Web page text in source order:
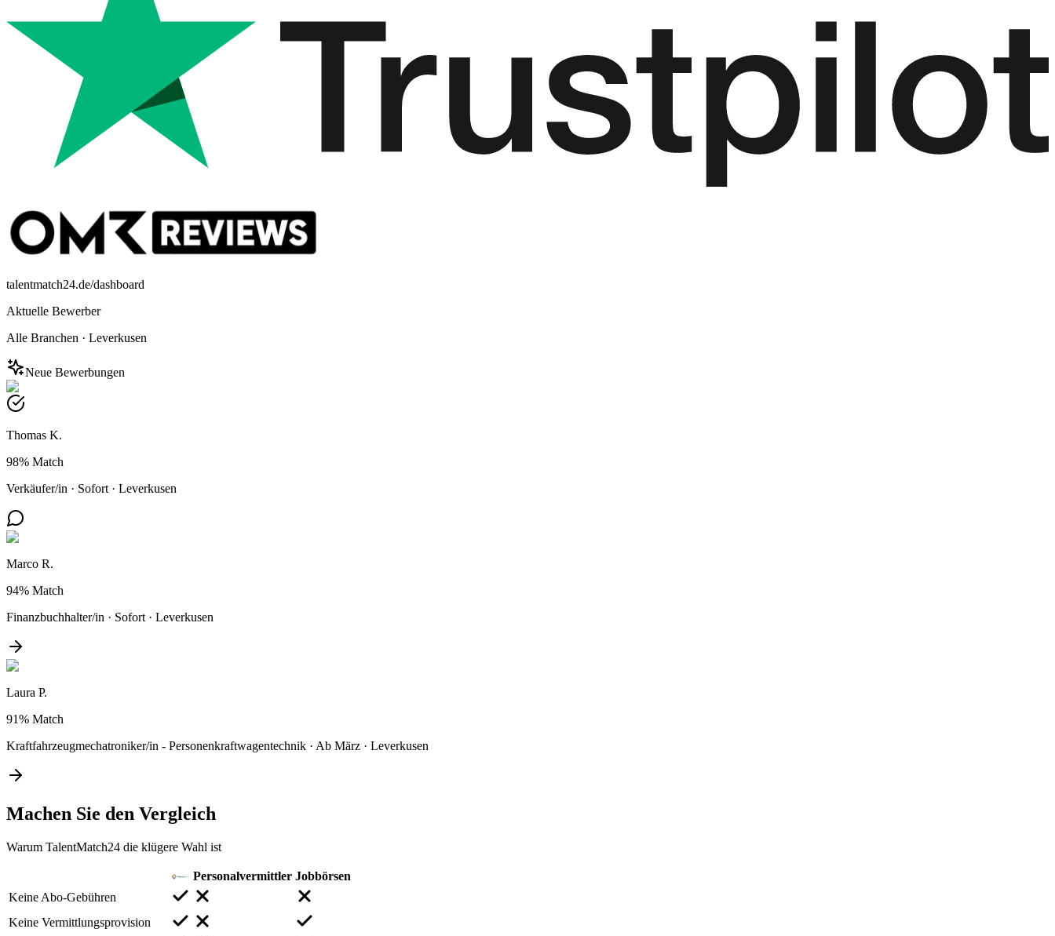
talentmatch24.de/dashboard
Aktuelle Bewerber
Alle Branchen · Leverkusen
Neue Bewerbungen
Thomas K.
98% Match
Verkäufer/in · Sofort · Leverkusen
Marco R.
94% Match
Finanzbuchhalter/in · Sofort · Leverkusen
Laura P.
91% Match
Kraftfahrzeugmechatroniker/in - Personenkraftwagentechnik · Ab März · Leverkusen
Machen Sie den Vergleich
Warum TalentMatch24 die klügere Wahl ist
Personalvermittler Jobbörsen
Keine Abo-Gebühren
Keine Vermittlungsprovision